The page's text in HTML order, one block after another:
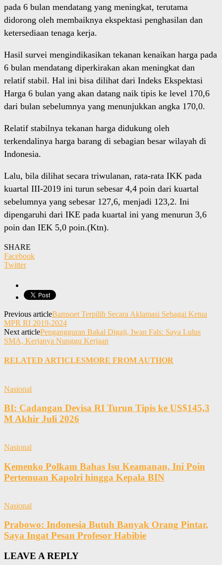
pada 6 bulan mendatang yang meningkat, terutama
didorong oleh membaiknya ekspektasi penghasilan dan
ketersediaan tenaga kerja.
Hasil survei mengindikasikan tekanan kenaikan harga pada
6 bulan mendatang diperkirakan akan meningkat dan
relatif stabil. Hal ini bisa dilihat dari Indeks Ekspektasi
Harga 6 bulan yang akan datang naik tipis ke level 170,6
dari bulan sebelumnya yang menunjukkan angka 170,0.
Relatif stabilnya tekanan harga didukung oleh
terkendalinya harga barang di sebagian besar wilayah di
Indonesia.
Lalu, bila dilihat secara triwulanan, rata-rata IKK pada
kuartal III-2019 ini turun sebesar 4,4 poin dari kuartal
sebelumnya yang sebesar 127,6, menjadi 123,2. Ini
dipengaruhi dari IKE pada kuartal ini yang menurun 3,6
poin dan IEK 5,0 poin.(Ktn).
SHARE
Facebook
Twitter
Previous articleBamsoet Terpilih Secara Aklamasi Sebagai Ketua
MPR RI 2019-2024
Next articlePengangguran Bakal Digaji, Iwan Fals: Saya Lulus
SMA, Kerjanya Nunggu Kerjaan
RELATED ARTICLESMORE FROM AUTHOR
Nasional
BI: Cadangan Devisa RI Turun Tipis ke US$145,3
M Akhir Juli 2026
Nasional
Kemenko Polkam Bahas Isu Keamanan, Ini Poin
Pertemuan Kapolri hingga Kepala BIN
Nasional
Prabowo: Indonesia Butuh Banyak Orang Pintar,
Saya Ingat Pesan Profesor Habibie
LEAVE A REPLY